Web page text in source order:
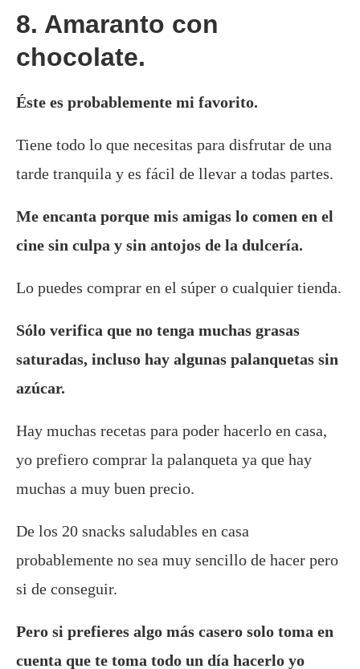
8. Amaranto con
chocolate.
Éste es probablemente mi favorito.
Tiene todo lo que necesitas para disfrutar de una
tarde tranquila y es fácil de llevar a todas partes.
Me encanta porque mis amigas lo comen en el
cine sin culpa y sin antojos de la dulcería.
Lo puedes comprar en el súper o cualquier tienda.
Sólo verifica que no tenga muchas grasas
saturadas, incluso hay algunas palanquetas sin
azúcar.
Hay muchas recetas para poder hacerlo en casa,
yo prefiero comprar la palanqueta ya que hay
muchas a muy buen precio.
De los 20 snacks saludables en casa
probablemente no sea muy sencillo de hacer pero
si de conseguir.
Pero si prefieres algo más casero solo toma en
cuenta que te toma todo un día hacerlo yo